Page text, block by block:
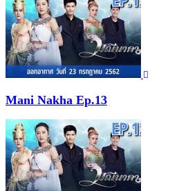
Mani Nakha Ep.13